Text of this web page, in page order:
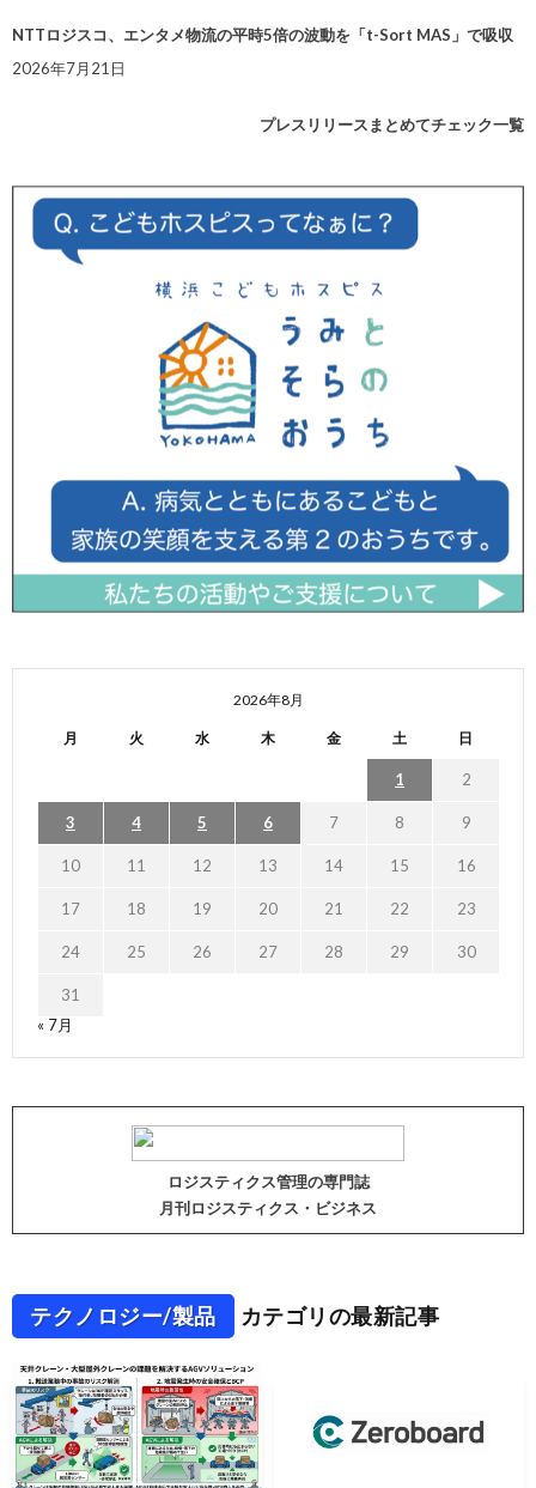
NTTロジスコ、エンタメ物流の平時5倍の波動を「t-Sort MAS」で吸収
2026年7月21日
プレスリリースまとめてチェック一覧
2026年8月
月 火 水 木 金 土 日
1 2
3 4 5 6 7 8 9
10 11 12 13 14 15 16
17 18 19 20 21 22 23
24 25 26 27 28 29 30
31
« 7月
ロジスティクス管理の専門誌
月刊ロジスティクス・ビジネス
テクノロジー/製品 カテゴリの最新記事